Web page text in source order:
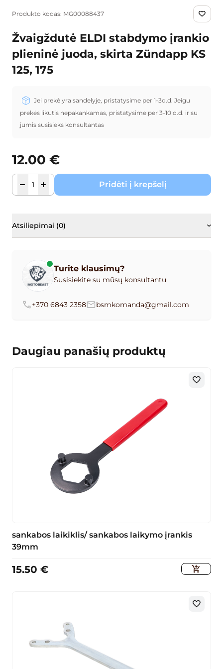
Produkto kodas: MG00088437
Žvaigždutė ELDI stabdymo įrankio
plieninė juoda, skirta Zündapp KS
125, 175
Jei prekė yra sandelyje, pristatysime per 1-3d.d. Jeigu
prekės likutis nepakankamas, pristatysime per 3-10 d.d. ir su
jumis susisieks konsultantas
12.00 €
Pridėti į krepšelį
Atsiliepimai (0)
Turite klausimų?
Susisiekite su mūsų konsultantu
+370 6843 2358 bsmkomanda@gmail.com
Daugiau panašių produktų
sankabos laikiklis/ sankabos laikymo įrankis
39mm
15.50 €